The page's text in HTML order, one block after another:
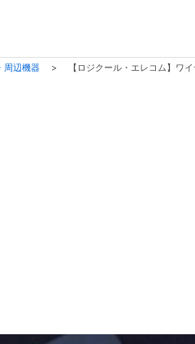
周辺機器 > 【ロジクール・エレコム】